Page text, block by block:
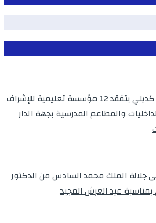
الدكتور نوفل كديلي يتفقد 12 مؤسسة تعليمية للإشراف
والمطاعم المدرسية بجهة الدار
جلالة الملك محمد السادس من الدكتور
عيد العرش المجيد